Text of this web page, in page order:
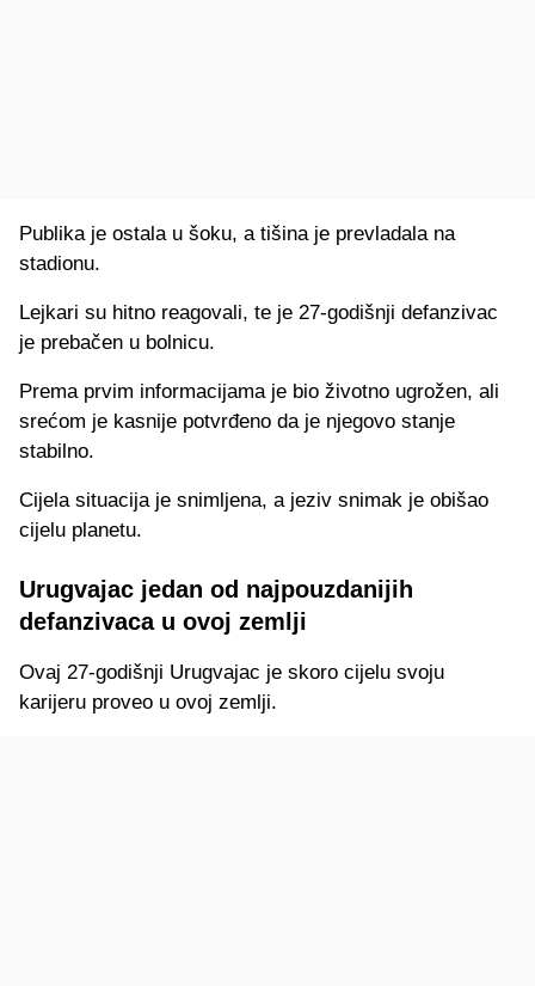
Publika je ostala u šoku, a tišina je prevladala na
stadionu.
Lejkari su hitno reagovali, te je 27-godišnji defanzivac
je prebačen u bolnicu.
Prema prvim informacijama je bio životno ugrožen, ali
srećom je kasnije potvrđeno da je njegovo stanje
stabilno.
Cijela situacija je snimljena, a jeziv snimak je obišao
cijelu planetu.
Urugvajac jedan od najpouzdanijih
defanzivaca u ovoj zemlji
Ovaj 27-godišnji Urugvajac je skoro cijelu svoju
karijeru proveo u ovoj zemlji.